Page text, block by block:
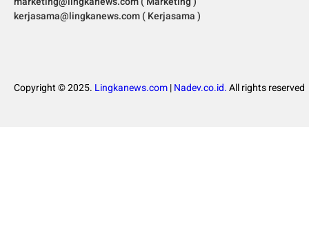
kerjasama@lingkanews.com ( Kerjasama )
Copyright © 2025. Lingkanews.com|Nadev.co.id.All rights reserved